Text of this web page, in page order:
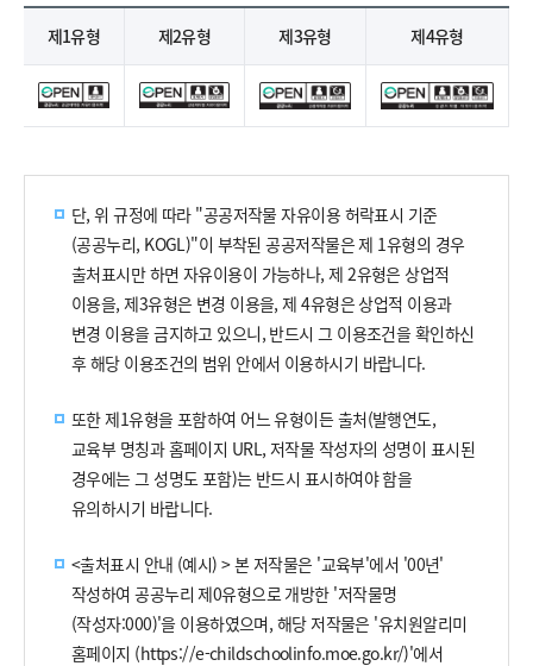
공
리
마
크
제
1
유
제1유형 제2유형 제3유형 제4유형
단, 위 규정에 따라 "공공저작물 자유이용 허락표시 기준
(공공누리, KOGL)"이 부착된 공공저작물은 제 1유형의 경우
출처표시만 하면 자유이용이 가능하나, 제 2유형은 상업적
이용을, 제3유형은 변경 이용을, 제 4유형은 상업적 이용과
변경 이용을 금지하고 있으니, 반드시 그 이용조건을 확인하신
후 해당 이용조건의 범위 안에서 이용하시기 바랍니다.
또한 제1유형을 포함하여 어느 유형이든 출처(발행연도,
교육부 명칭과 홈페이지 URL, 저작물 작성자의 성명이 표시된
경우에는 그 성명도 포함)는 반드시 표시하여야 함을
유의하시기 바랍니다.
<출처표시 안내 (예시) > 본 저작물은 '교육부'에서 '00년'
작성하여 공공누리 제0유형으로 개방한 '저작물명
(작성자:000)'을 이용하였으며, 해당 저작물은 '유치원알리미
홈페이지 (https://e-childschoolinfo.moe.go.kr/)'에서